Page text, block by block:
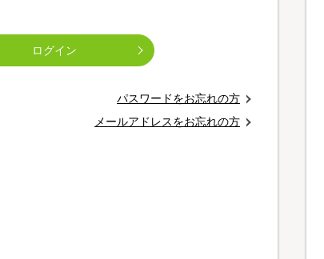
ログイン
パスワードをお忘れの方
メールアドレスをお忘れの方